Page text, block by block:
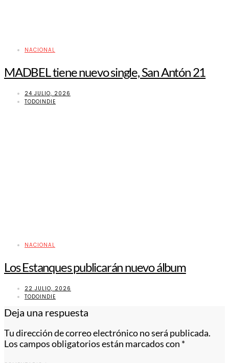
NACIONAL
MADBEL tiene nuevo single, San Antón 21
24 JULIO, 2026
TODOINDIE
NACIONAL
Los Estanques publicarán nuevo álbum
22 JULIO, 2026
TODOINDIE
Deja una respuesta
Tu dirección de correo electrónico no será publicada.
Los campos obligatorios están marcados con *